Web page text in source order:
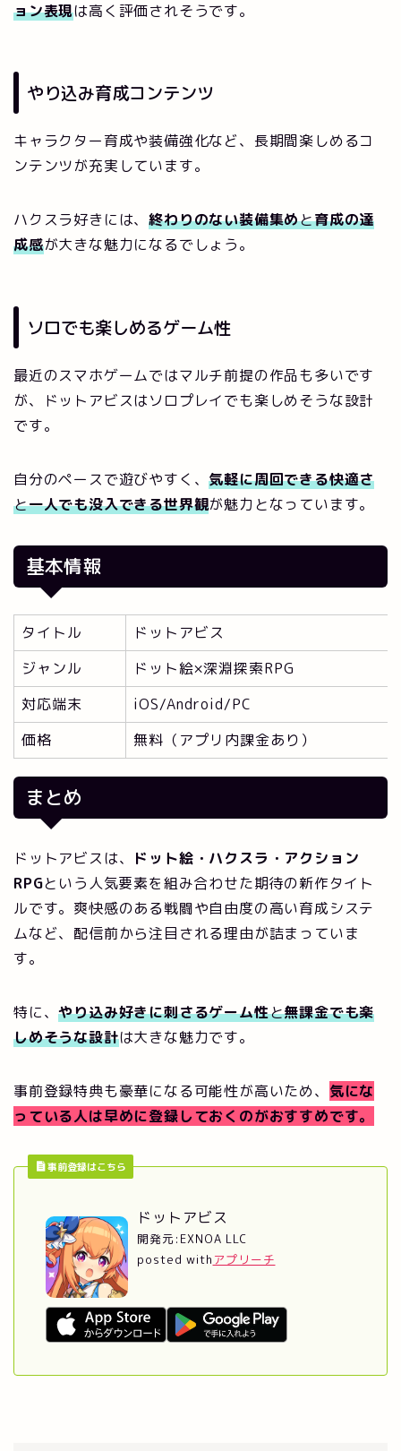
ョン表現は高く評価されそうです。
やり込み育成コンテンツ
キャラクター育成や装備強化など、長期間楽しめるコ
ンテンツが充実しています。
ハクスラ好きには、終わりのない装備集めと育成の達
成感が大きな魅力になるでしょう。
ソロでも楽しめるゲーム性
最近のスマホゲームではマルチ前提の作品も多いです
が、ドットアビスはソロプレイでも楽しめそうな設計
です。
自分のペースで遊びやすく、気軽に周回できる快適さ
と一人でも没入できる世界観が魅力となっています。
基本情報
タイトル
ドットアビス
ジャンル
ドット絵×深淵探索RPG
対応端末
iOS/Android/PC
価格
無料（アプリ内課金あり）
まとめ
ドットアビスは、
ドット絵・ハクスラ・アクション
RPGという人気要素を組み合わせた期待の新作タイト
ルです。爽快感のある戦闘や自由度の高い育成システ
ムなど、配信前から注目される理由が詰まっていま
す。
特に、やり込み好きに刺さるゲーム性と無課金でも楽
しめそうな設計は大きな魅力です。
事前登録特典も豪華になる可能性が高いため、 気にな
っている人は早めに登録しておくのがおすすめです。
事前登録はこちら
ドットアビス
開発元: EXNOA LLC
posted with アプリーチ